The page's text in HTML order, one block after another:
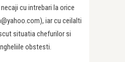
cu intrebari la orice
iar cu ceilalti
situatia chefurilor si
obstesti.